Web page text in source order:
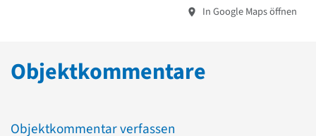
In Google Maps öffnen
Objektkommentare
Objektkommentar verfassen